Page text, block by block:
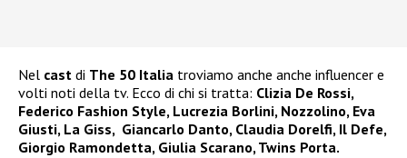
Nel cast di The 50 Italia troviamo anche anche influencer e
volti noti della tv. Ecco di chi si tratta: Clizia De Rossi,
Federico Fashion Style, Lucrezia Borlini, Nozzolino, Eva
Giusti, La Giss, Giancarlo Danto, Claudia Dorelfi, Il Defe,
Giorgio Ramondetta, Giulia Scarano, Twins Porta.